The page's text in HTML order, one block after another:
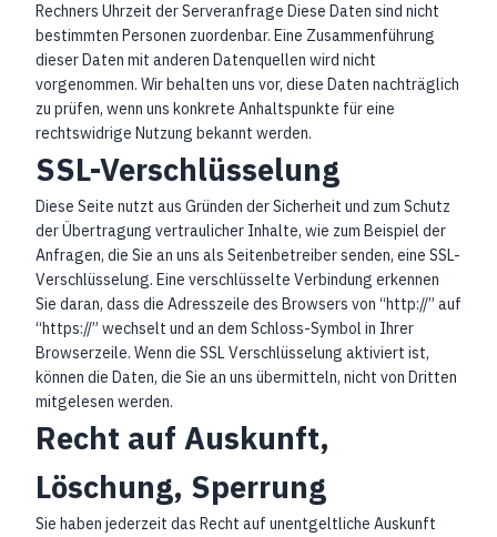
Rechners Uhrzeit der Serveranfrage Diese Daten sind nicht
bestimmten Personen zuordenbar. Eine Zusammenführung
dieser Daten mit anderen Datenquellen wird nicht
vorgenommen. Wir behalten uns vor, diese Daten nachträglich
zu prüfen, wenn uns konkrete Anhaltspunkte für eine
rechtswidrige Nutzung bekannt werden.
SSL-Verschlüsselung
Diese Seite nutzt aus Gründen der Sicherheit und zum Schutz
der Übertragung vertraulicher Inhalte, wie zum Beispiel der
Anfragen, die Sie an uns als Seitenbetreiber senden, eine SSL-
Verschlüsselung. Eine verschlüsselte Verbindung erkennen
Sie daran, dass die Adresszeile des Browsers von “http://” auf
“https://” wechselt und an dem Schloss-Symbol in Ihrer
Browserzeile. Wenn die SSL Verschlüsselung aktiviert ist,
können die Daten, die Sie an uns übermitteln, nicht von Dritten
mitgelesen werden.
Recht auf Auskunft,
Löschung, Sperrung
Sie haben jederzeit das Recht auf unentgeltliche Auskunft